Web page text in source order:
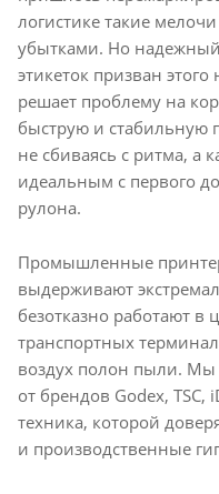
логистике такие
убытками. Но
этикеток призван
решает проблему на
быструю и стабильную
не сбиваясь с ритма, а
идеальным с первого
рулона.
Промышленные
выдерживают
безотказно работают в
транспортных
воздух полон пыли.
от брендов Godex, TSC,
техника, которой
и производственные